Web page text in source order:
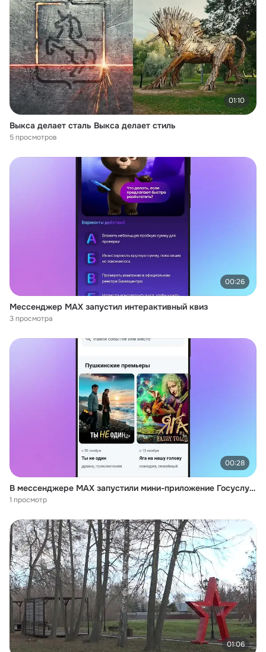
01:10
Выкса делает сталь Выкса делает стиль
5 просмотров
00:26
Мессенджер MAX запустил интерактивный квиз
3 просмотра
00:28
В мессенджере МАХ запустили мини-приложение Госуслуги Культура
1 просмотр
01:06